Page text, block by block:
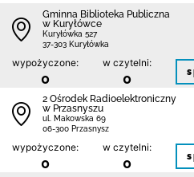
Gminna Biblioteka Publiczna
w Kuryłówce
Kuryłówka 527
37-303 Kuryłówka
wypożyczone:
0
w czytelni:
0
2 Ośrodek Radioelektroniczny
w Przasnyszu
ul. Makowska 69
06-300 Przasnysz
wypożyczone:
0
w czytelni:
0